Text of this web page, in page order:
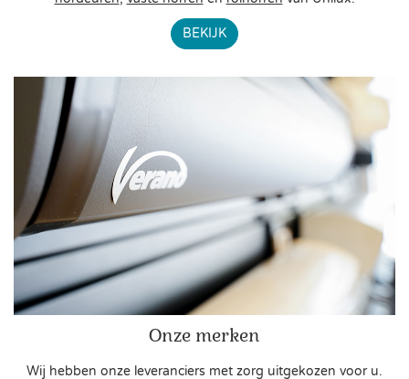
BEKIJK
Onze merken
Wij hebben onze leveranciers met zorg uitgekozen voor u.